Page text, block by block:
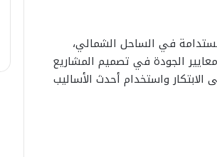
في الساحل الشمالي،
الجودة في تصميم المشاريع
واستخدام أحدث الأساليب